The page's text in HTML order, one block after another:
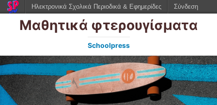
Μαθητικά φτερουγίσματα
Schoolpress
Ηλεκτρονικά Σχολικά Περιοδικά & Εφημερίδες Σύνδεση